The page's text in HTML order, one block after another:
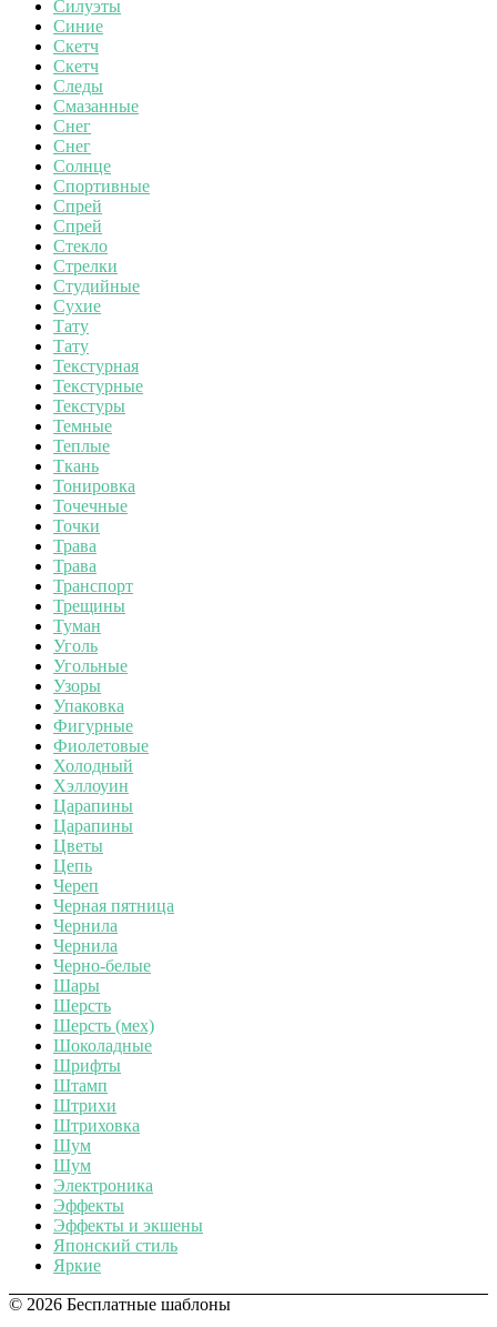
Силуэты
Синие
Скетч
Скетч
Следы
Смазанные
Снег
Снег
Солнце
Спортивные
Спрей
Спрей
Стекло
Стрелки
Студийные
Сухие
Тату
Тату
Текстурная
Текстурные
Текстуры
Темные
Теплые
Ткань
Тонировка
Точечные
Точки
Трава
Трава
Транспорт
Трещины
Туман
Уголь
Угольные
Узоры
Упаковка
Фигурные
Фиолетовые
Холодный
Хэллоуин
Царапины
Царапины
Цветы
Цепь
Череп
Черная пятница
Чернила
Чернила
Черно-белые
Шары
Шерсть
Шерсть (мех)
Шоколадные
Шрифты
Штамп
Штрихи
Штриховка
Шум
Шум
Электроника
Эффекты
Эффекты и экшены
Японский стиль
Яркие
© 2026 Бесплатные шаблоны